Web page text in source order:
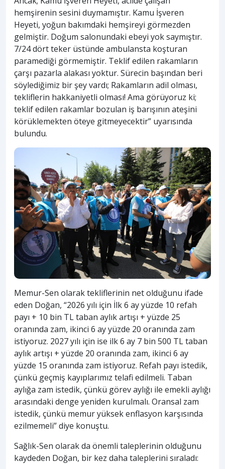
hemşirenin sesini duymamıştır. Kamu İşveren
Heyeti, yoğun bakımdaki hemşireyi görmezden
gelmiştir. Doğum salonundaki ebeyi yok saymıştır.
7/24 dört teker üstünde ambulansta koşturan
paramediği görmemiştir. Teklif edilen rakamların
çarşı pazarla alakası yoktur. Sürecin başından beri
söylediğimiz bir şey vardı; Rakamların adil olması,
tekliflerin hakkaniyetli olması! Ama görüyoruz ki;
teklif edilen rakamlar bozulan iş barışının ateşini
körüklemekten öteye gitmeyecektir” uyarısında
bulundu.
Memur-Sen olarak tekliflerinin net olduğunu ifade
eden Doğan, “2026 yılı için İlk 6 ay yüzde 10 refah
payı + 10 bin TL taban aylık artışı + yüzde 25
oranında zam, ikinci 6 ay yüzde 20 oranında zam
istiyoruz. 2027 yılı için ise ilk 6 ay 7 bin 500 TL taban
aylık artışı + yüzde 20 oranında zam, ikinci 6 ay
yüzde 15 oranında zam istiyoruz. Refah payı istedik,
çünkü geçmiş kayıplarımız telafi edilmeli. Taban
aylığa zam istedik, çünkü görev aylığı ile emekli aylığı
arasındaki denge yeniden kurulmalı. Oransal zam
istedik, çünkü memur yüksek enflasyon karşısında
ezilmemeli” diye konuştu.
Sağlık-Sen olarak da önemli taleplerinin olduğunu
kaydeden Doğan, bir kez daha taleplerini sıraladı: